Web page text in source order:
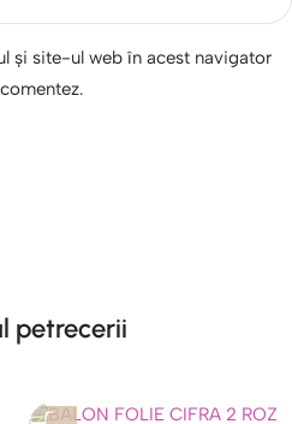
și site-ul web în acest navigator
petrecerii